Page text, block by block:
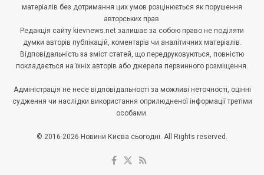
матеріалів без дотримання цих умов розцінюється як порушення
авторських прав.
Редакція сайту kievnews.net залишає за собою право не поділяти
думки авторів публікацій, коментарів чи аналітичних матеріалів.
Відповідальність за зміст статей, що передруковуються, повністю
покладається на їхніх авторів або джерела первинного розміщення.
Адміністрація не несе відповідальності за можливі неточності, оцінні
судження чи наслідки використання оприлюдненої інформації третіми
особами.
© 2016-2026 Новини Києва сьогодні. All Rights reserved.